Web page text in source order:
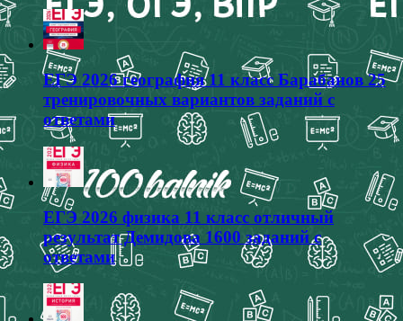
ЕГЭ 2026 география 11 класс Барабанов 25
тренировочных вариантов заданий с
ответами
ЕГЭ 2026 физика 11 класс отличный
результат Демидова 1600 заданий с
ответами